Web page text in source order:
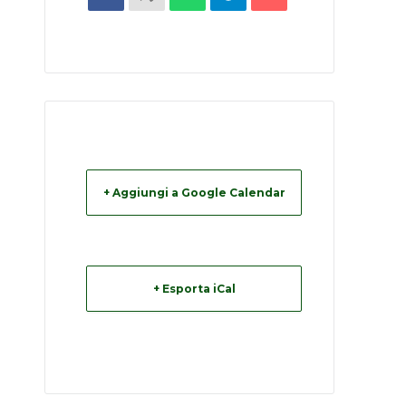
+ Aggiungi a Google Calendar
+ Esporta iCal